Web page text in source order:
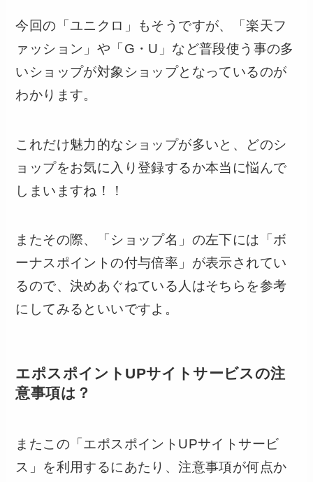
今回の「ユニクロ」もそうですが、「楽天フ
ァッション」や「G・U」など普段使う事の多
いショップが対象ショップとなっているのが
わかります。
これだけ魅力的なショップが多いと、どのシ
ョップをお気に入り登録するか本当に悩んで
しまいますね！！
またその際、「ショップ名」の左下には「ボ
ーナスポイントの付与倍率」が表示されてい
るので、決めあぐねている人はそちらを参考
にしてみるといいですよ。
エポスポイントUPサイトサービスの注
意事項は？
またこの「エポスポイントUPサイトサービ
ス」を利用するにあたり、注意事項が何点か